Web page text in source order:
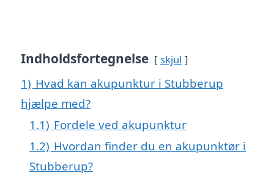
Indholdsfortegnelse skjul
1) Hvad kan akupunktur i Stubberup
hjælpe med?
1.1) Fordele ved akupunktur
1.2) Hvordan finder du en akupunktør i
Stubberup?